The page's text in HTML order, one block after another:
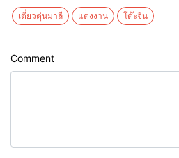
เตี๋ยวตุ๋นมาลี แต่งงาน โต๊ะจีน
Comment